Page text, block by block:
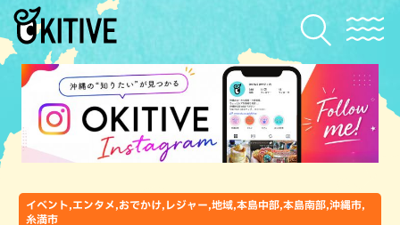
イベント,エンタメ,おでかけ,レジャー,地域,本島中部,本島南部,沖縄市,
糸満市